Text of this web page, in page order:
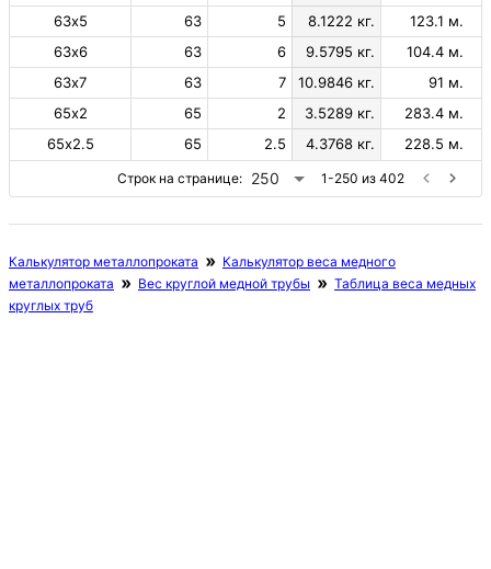
63х5
63 5 8.1222 кг.
123.1 м.
63х6
63 6 9.5795 кг.
104.4 м.
63х7
63 7 10.9846 кг.
91 м.
65х2
65 2 3.5289 кг.
283.4 м.
65х2.5
65 2.5 4.3768 кг. 228.5 м.
Строк на странице: 250 1-250 из 402
Калькулятор металлопроката
Калькулятор веса медного
металлопроката
Вес круглой медной трубы
Таблица веса медных
круглых труб